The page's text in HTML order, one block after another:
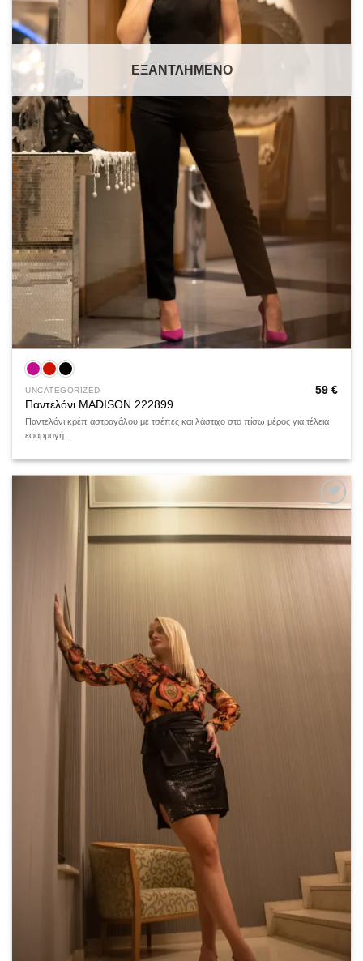
ΕΞΑΝΤΛΗΜΈΝΟ
UNCATEGORIZED
Παντελόνι MADISON 222899
59 €
Παντελόνι κρέπ αστραγάλου με τσέπες και λάστιχο στο πίσω μέρος για τέλεια
εφαρμογή .